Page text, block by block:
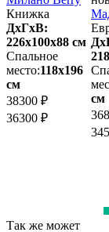
Книжка
ДхГхВ:
226х100x88 см
Спальное
место:118х196
см
38300 ₽
36300 ₽
см
Так же может